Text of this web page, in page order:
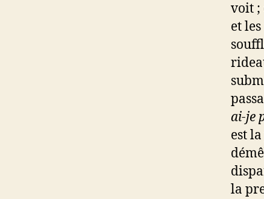
voit ;
et
ai-je
est
la